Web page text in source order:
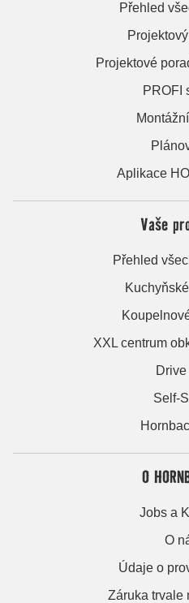
Přehled
Projektové
PROFI
Aplikace
Vaše
Přehled
XXL centrum
Drive
Self-
O
Jobs a
O
Údaje o
Záruka trvale